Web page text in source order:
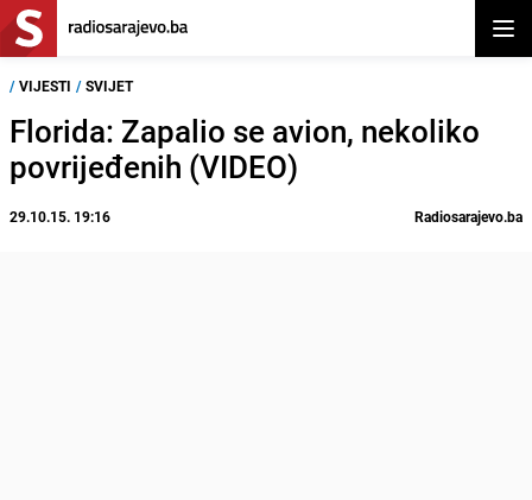
/ VIJESTI / SVIJET
Florida: Zapalio se avion, nekoliko
povrijeđenih (VIDEO)
29.10.15. 19:16 Radiosarajevo.ba